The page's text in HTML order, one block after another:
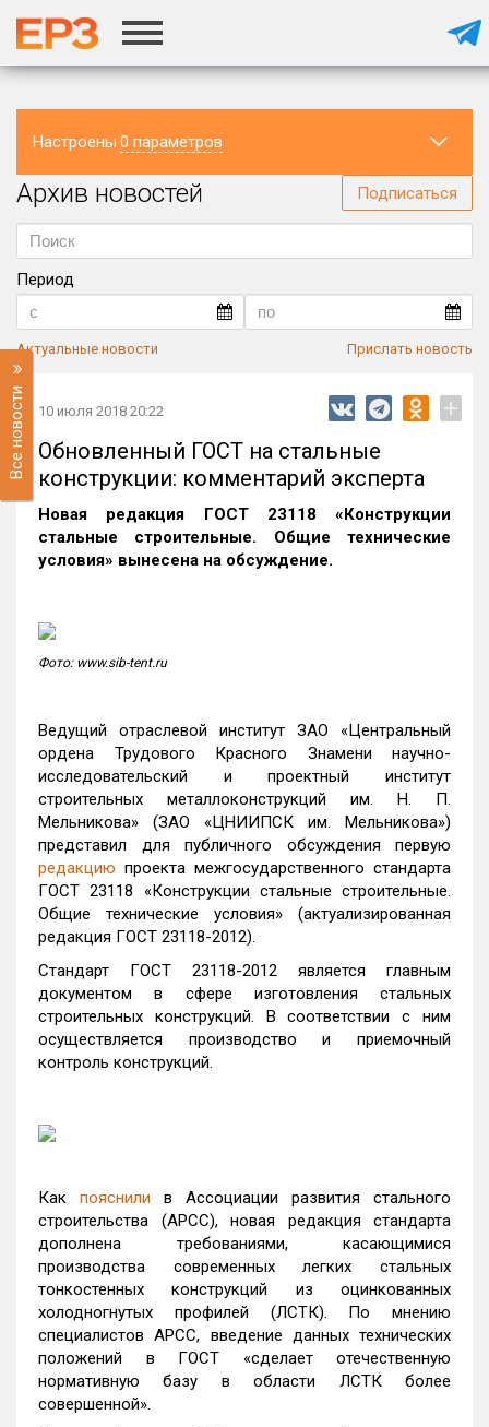
Настроены 0 параметров
Регион
Архив новостей Подписаться
Период
Актуальные новости Прислать новость
Все новости 10 июля 2018 20:22 +
Обновленный ГОСТ на стальные
конструкции: комментарий эксперта
Новая редакция ГОСТ 23118 «Конструкции
стальные строительные. Общие технические
условия» вынесена на обсуждение.
Фото: www.sib-tent.ru
Ведущий отраслевой институт ЗАО «Центральный
ордена Трудового Красного Знамени научно-
исследовательский и проектный институт
строительных металлоконструкций им. Н. П.
Мельникова» (ЗАО «ЦНИИПСК им. Мельникова»)
представил для публичного обсуждения первую
редакцию проекта межгосударственного стандарта
ГОСТ 23118 «Конструкции стальные строительные.
Общие технические условия» (актуализированная
редакция ГОСТ 23118-2012).
Стандарт ГОСТ 23118-2012 является главным
документом в сфере изготовления стальных
строительных конструкций. В соответствии с ним
осуществляется производство и приемочный
контроль конструкций.
Как пояснили в Ассоциации развития стального
строительства (АРСС), новая редакция стандарта
дополнена требованиями, касающимися
производства современных легких стальных
тонкостенных конструкций из оцинкованных
холодногнутых профилей (ЛСТК). По мнению
специалистов АРСС, введение данных технических
положений в ГОСТ «сделает отечественную
нормативную базу в области ЛСТК более
совершенной».